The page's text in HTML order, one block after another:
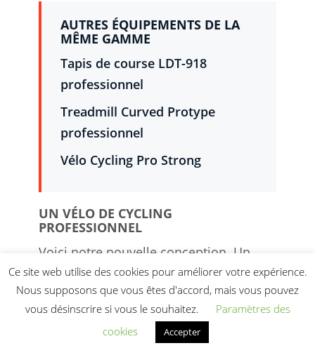
AUTRES ÉQUIPEMENTS DE LA
MÊME GAMME
Tapis de course LDT-918
professionnel
Treadmill Curved Protype
professionnel
Vélo Cycling Pro Strong
UN VÉLO DE CYCLING
PROFESSIONNEL
Voici notre nouvelle conception. Un
vélo de cycling exceptionnel d’une
qualité irréprochable avec les meilleurs
atouts technologiques. Il vous fera
transpirer lors de votre séance de
Ce site web utilise des cookies pour améliorer votre expérience.
Nous supposons que vous êtes d'accord, mais vous pouvez
vous désinscrire si vous le souhaitez.
Paramètres des
cookies
Accepter